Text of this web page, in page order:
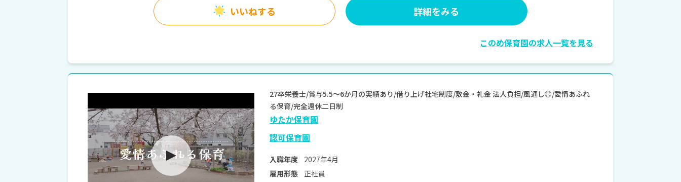
いいねする 詳細をみる
このめ保育園の求人一覧を見る
27卒栄養士/賞与5.5～6か月の実績あり/借り上げ社宅制度/敷金・礼金 法人負担/風通し◎/愛情あふれ
る保育/完全週休二日制
ゆたか保育園
認可保育園
入職年度
2027年4月
雇用形態
正社員